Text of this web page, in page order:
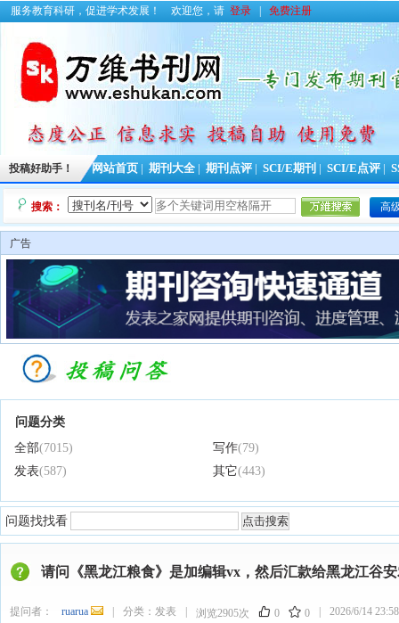
服务教育科研，促进学术发展！ 欢迎您，请 登录 免费注册
投稿好助手！ 网站首页 期刊大全 期刊点评 SCI/E期刊 SCI/E点评
搜索： 高
广告
问题分类
全部(7015) 写作(79)
发表(587) 其它(443)
问题找找看
请问《黑龙江粮食》是加编辑vx，然后汇款给黑龙江谷
提问者： ruarua 分类： 发表 浏览2905次 0 0 2026/6/14